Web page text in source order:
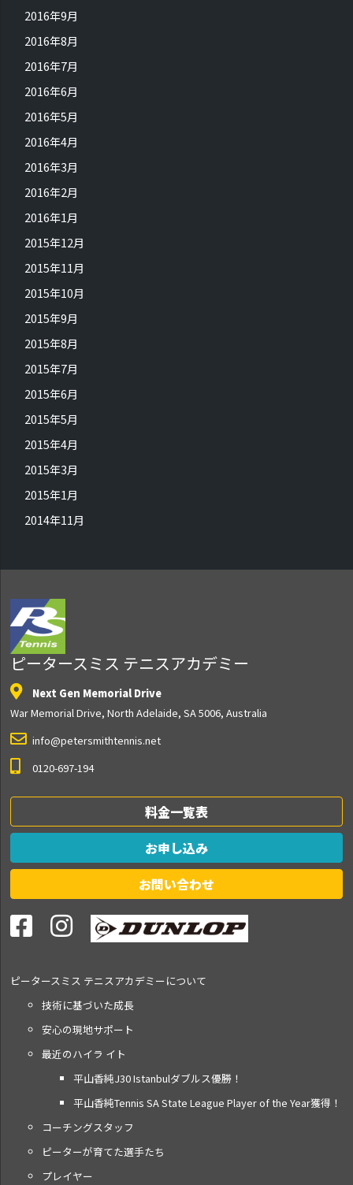
2016年9月
2016年8月
2016年7月
2016年6月
2016年5月
2016年4月
2016年3月
2016年2月
2016年1月
2015年12月
2015年11月
2015年10月
2015年9月
2015年8月
2015年7月
2015年6月
2015年5月
2015年4月
2015年3月
2015年1月
2014年11月
ピータースミス テニスアカデミー
Next Gen Memorial Drive
War Memorial Drive, North Adelaide, SA 5006, Australia
info@petersmithtennis.net
0120-697-194
料金一覧表
お申し込み
お問い合わせ
ピータースミス テニスアカデミーについて
技術に基づいた成長
安心の現地サポート
最近のハイラ イト
平山香純J30 Istanbulダブルス優勝！
平山香純Tennis SA State League Player of the Year獲得！
コーチングスタッフ
ピーターが育てた選手たち
プレイヤー